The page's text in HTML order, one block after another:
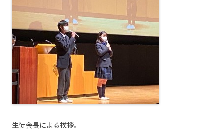
生徒会長による挨拶。